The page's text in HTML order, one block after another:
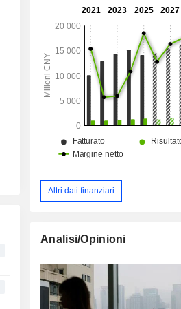
Altri dati finanziari
Analisi/Opinioni